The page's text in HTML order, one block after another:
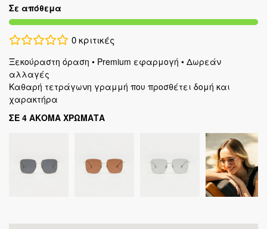
Σε απόθεμα
0κριτικές
Ξεκούραστη όραση • Premium εφαρμογή • Δωρεάν
αλλαγές
Καθαρή τετράγωνη γραμμή που προσθέτει δομή και
χαρακτήρα
ΣΕ 4 ΑΚΟΜΑ ΧΡΩΜΑΤΑ